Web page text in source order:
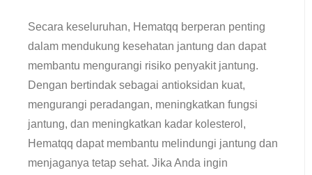
Secara keseluruhan, Hematqq berperan penting
dalam mendukung kesehatan jantung dan dapat
membantu mengurangi risiko penyakit jantung.
Dengan bertindak sebagai antioksidan kuat,
mengurangi peradangan, meningkatkan fungsi
jantung, dan meningkatkan kadar kolesterol,
Hematqq dapat membantu melindungi jantung dan
menjaganya tetap sehat. Jika Anda ingin